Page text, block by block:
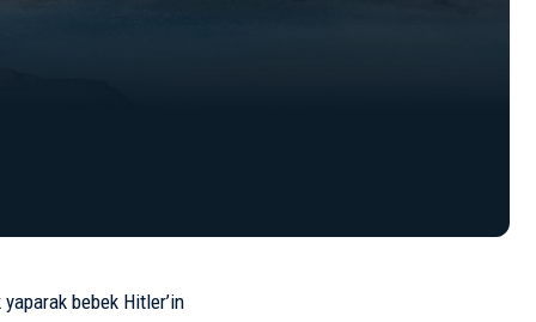
bebek Hitler’in